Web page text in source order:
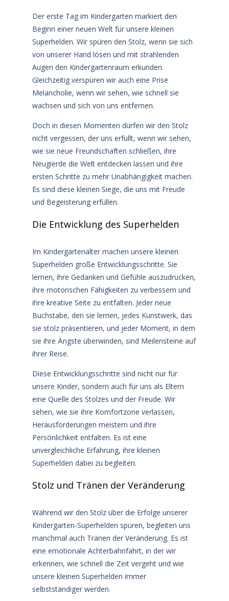
Der erste Tag im Kindergarten markiert den
Beginn einer neuen Welt für unsere kleinen
Superhelden. Wir spüren den Stolz, wenn sie sich
von unserer Hand lösen und mit strahlenden
Augen den Kindergartenraum erkunden.
Gleichzeitig verspüren wir auch eine Prise
Melancholie, wenn wir sehen, wie schnell sie
wachsen und sich von uns entfernen.
Doch in diesen Momenten dürfen wir den Stolz
nicht vergessen, der uns erfüllt, wenn wir sehen,
wie sie neue Freundschaften schließen, ihre
Neugierde die Welt entdecken lassen und ihre
ersten Schritte zu mehr Unabhängigkeit machen.
Es sind diese kleinen Siege, die uns mit Freude
und Begeisterung erfüllen.
Die Entwicklung des Superhelden
Im Kindergartenalter machen unsere kleinen
Superhelden große Entwicklungsschritte. Sie
lernen, ihre Gedanken und Gefühle auszudrücken,
ihre motorischen Fähigkeiten zu verbessern und
ihre kreative Seite zu entfalten. Jeder neue
Buchstabe, den sie lernen, jedes Kunstwerk, das
sie stolz präsentieren, und jeder Moment, in dem
sie ihre Ängste überwinden, sind Meilensteine auf
ihrer Reise.
Diese Entwicklungsschritte sind nicht nur für
unsere Kinder, sondern auch für uns als Eltern
eine Quelle des Stolzes und der Freude. Wir
sehen, wie sie ihre Komfortzone verlassen,
Herausforderungen meistern und ihre
Persönlichkeit entfalten. Es ist eine
unvergleichliche Erfahrung, ihre kleinen
Superhelden dabei zu begleiten.
Stolz und Tränen der Veränderung
Während wir den Stolz über die Erfolge unserer
Kindergarten-Superhelden spüren, begleiten uns
manchmal auch Tränen der Veränderung. Es ist
eine emotionale Achterbahnfahrt, in der wir
erkennen, wie schnell die Zeit vergeht und wie
unsere kleinen Superhelden immer
selbstständiger werden.